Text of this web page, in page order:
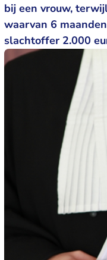
bij een vrouw,
waarvan 6
slachtoffer 2.000